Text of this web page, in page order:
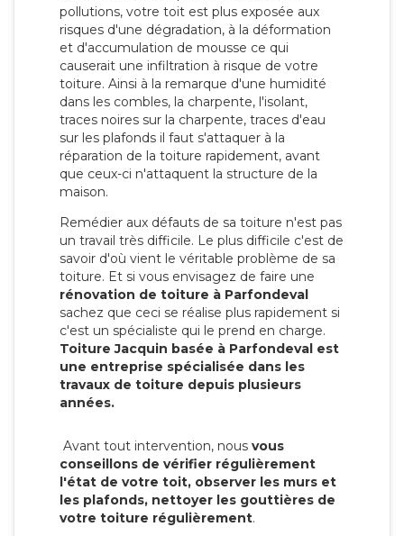
pollutions, votre toit est plus exposée aux
risques d'une dégradation, à la déformation
et d'accumulation de mousse ce qui
causerait une infiltration à risque de votre
toiture. Ainsi à la remarque d'une humidité
dans les combles, la charpente, l'isolant,
traces noires sur la charpente, traces d'eau
sur les plafonds il faut s'attaquer à la
réparation de la toiture rapidement, avant
que ceux-ci n'attaquent la structure de la
maison.
Remédier aux défauts de sa toiture n'est pas
un travail très difficile. Le plus difficile c'est de
savoir d'où vient le véritable problème de sa
toiture. Et si vous envisagez de faire une
rénovation de toiture à Parfondeval
sachez que ceci se réalise plus rapidement si
c'est un spécialiste qui le prend en charge.
Toiture Jacquin basée à Parfondeval est
une entreprise spécialisée dans les
travaux de toiture depuis plusieurs
années.
Avant tout intervention, nous vous
conseillons de vérifier régulièrement
l'état de votre toit, observer les murs et
les plafonds, nettoyer les gouttières de
votre toiture régulièrement.